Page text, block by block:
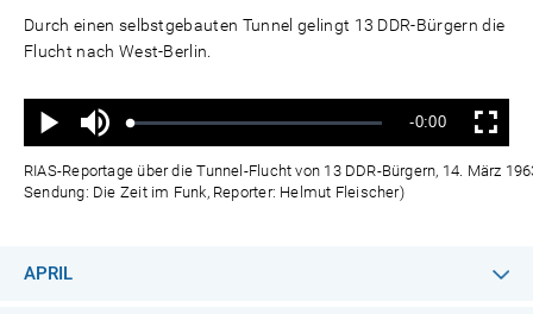
Durch einen selbstgebauten Tunnel gelingt 13 DDR-Bürgern die
Flucht nach West-Berlin.
Wiedergabe
Ton
aus
Geladen:
Status:
Verbleibende
Zeit
-0:00 Vollbild
RIAS-Reportage über die Tunnel-Flucht von 13 DDR-Bürgern, 14. März
Sendung: Die Zeit im Funk, Reporter: Helmut Fleischer)
APRIL